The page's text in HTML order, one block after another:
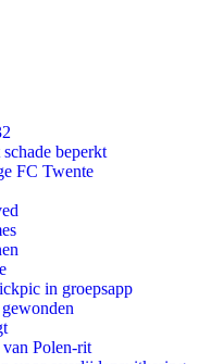
beperkt
FC Twente
in groepsapp
Polen-rit